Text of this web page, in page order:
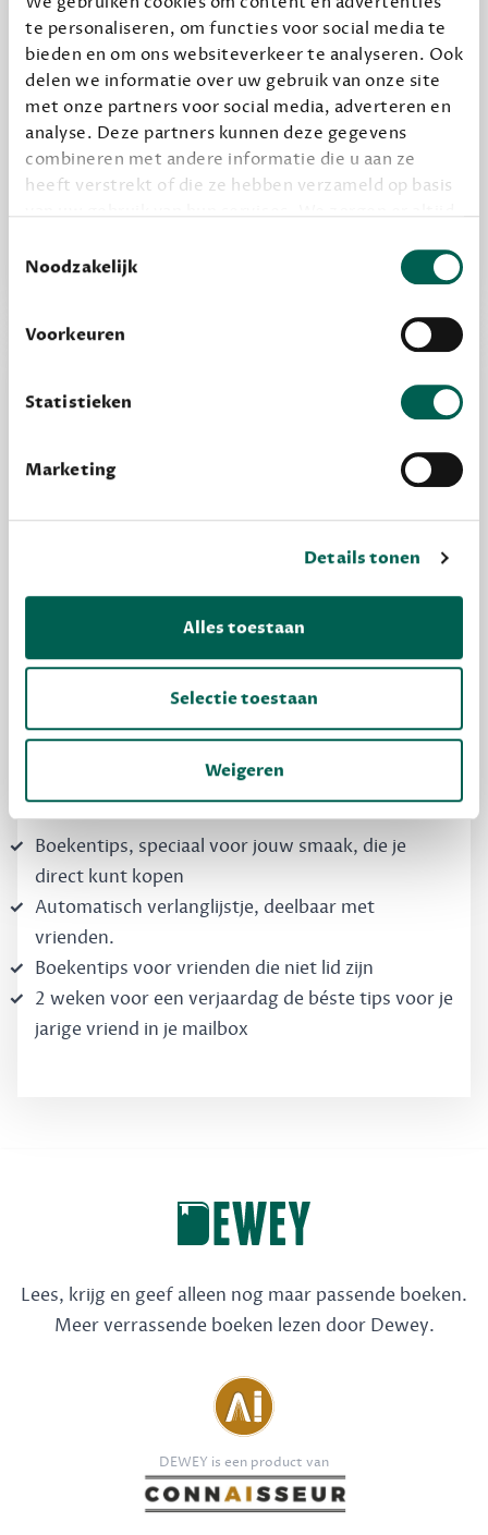
te personaliseren, om functies voor social media te
bieden en om ons websiteverkeer te analyseren. Ook
delen we informatie over uw gebruik van onze site
met onze partners voor social media, adverteren en
analyse. Deze partners kunnen deze gegevens
combineren met andere informatie die u aan ze
heeft verstrekt of die ze hebben verzameld op basis
grondslag gebeurt, en er niet onnodig data van je
wordt verwerkt. Gevoelige persoonsgegevens delen
Noodzakelijk
Voorkeuren
Statistieken
Marketing
Details tonen
Alles toestaan
Selectie toestaan
Weigeren
Geef cadeau
Alles van Dewey Free
Word een bovengemiddelde lezer met 6 boeken
per jaar
kijken of het zou bevallen (maar dit hoeft niet)
MAAK GRATIS KENNIS
Boekentips, speciaal voor jouw smaak, die je
direct kunt kopen
Automatisch verlanglijstje, deelbaar met
vrienden.
Boekentips voor vrienden die niet lid zijn
2 weken voor een verjaardag de béste tips voor je
jarige vriend in je mailbox
Lees, krijg en geef alleen nog maar passende boeken.
Meer verrassende boeken lezen door Dewey.
DEWEY is een product van